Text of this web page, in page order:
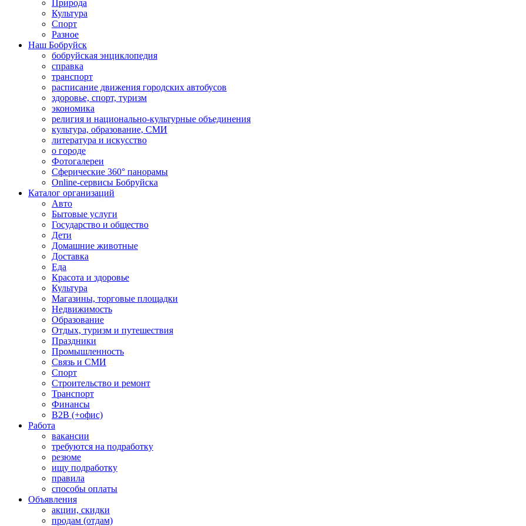
Природа
Культура
Спорт
Разное
Наш Бобруйск
бобруйская энциклопедия
справка
транспорт
расписание движения городских автобусов
здоровье, спорт, туризм
экономика
религия и национально-культурные объединения
культура, образование, СМИ
литература и искусство
о городе
Фотогалереи
Сферические 360° панорамы
Online-сервисы Бобруйска
Каталог организаций
Авто
Бытовые услуги
Государство и общество
Дети
Домашние животные
Доставка
Еда
Красота и здоровье
Культура
Магазины, торговые площадки
Недвижимость
Образование
Отдых, туризм и путешествия
Праздники
Промышленность
Связь и СМИ
Спорт
Строительство и ремонт
Транспорт
Финансы
B2B (+офис)
Работа
вакансии
требуются на подработку
резюме
ищу подработку
правила
способы оплаты
Объявления
акции, скидки
продам (отдам)